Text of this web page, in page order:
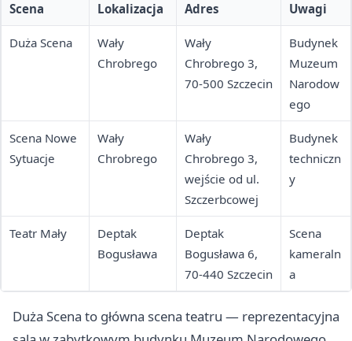
Scena Lokalizacja Adres Uwagi
Duża Scena
Wały
Chrobrego
Wały
Chrobrego 3,
70-500 Szczecin
Budynek
Muzeum
Narodow
ego
Scena Nowe
Sytuacje
Wały
Chrobrego
Wały
Chrobrego 3,
wejście od ul.
Szczerbcowej
Budynek
techniczn
y
Teatr Mały
Deptak
Bogusława
Deptak
Bogusława 6,
70-440 Szczecin
Scena
kameraln
a
Duża Scena to główna scena teatru — reprezentacyjna